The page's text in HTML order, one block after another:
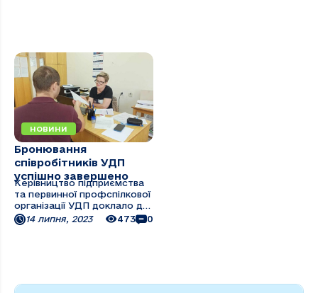
НОВИНИ
Бронювання
співробітників УДП
успішно завершено
Керівництво підприємства
та первинної профспілкової
організації УДП доклало для
цього максимум зусиль.
Бронювання підтверджено
та інших критично ...
14 липня, 2023 473 0